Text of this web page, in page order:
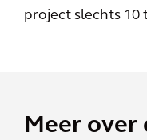
project slechts 10
Meer